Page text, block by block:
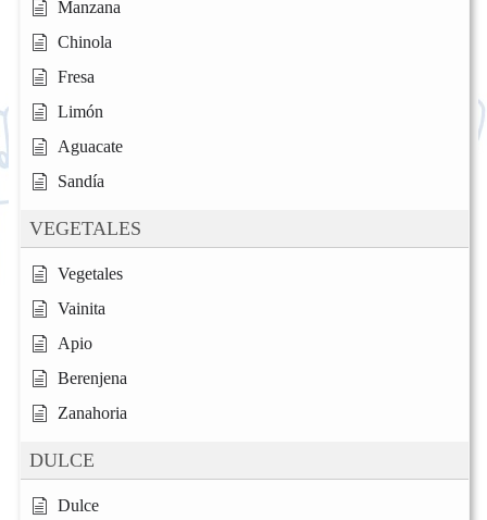
Manzana
Chinola
Fresa
Limón
Aguacate
Sandía
VEGETALES
Vegetales
Vainita
Apio
Berenjena
Zanahoria
DULCE
Dulce